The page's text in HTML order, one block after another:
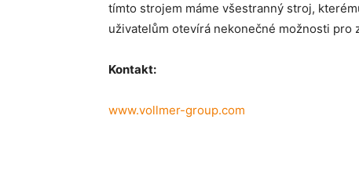
tímto strojem máme všestranný stroj,
uživatelům otevírá nekonečné možnosti pro
Kontakt:
www.vollmer-group.com